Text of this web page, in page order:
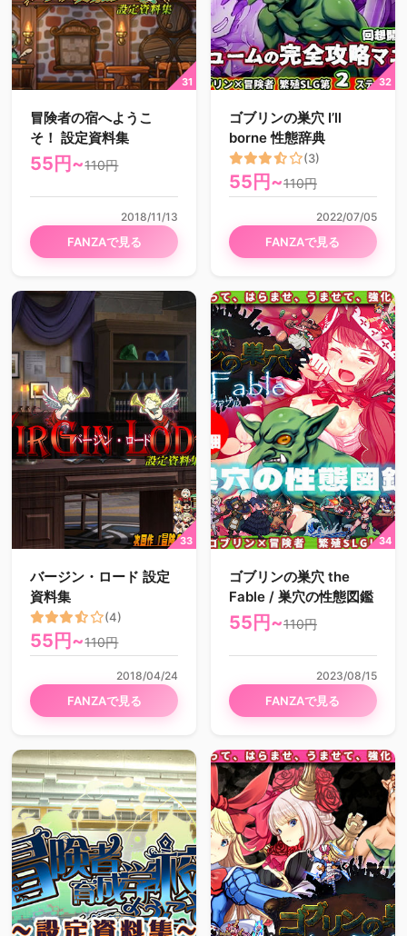
冒険者の宿へようこ
そ！ 設定資料集
55円~110円
FANZAで見る
2018/11/13
ゴブリンの巣穴 I’ll
borne 性態辞典
(3)
55円~110円
FANZAで見る
2022/07/05
バージン・ロード 設定
資料集
(4)
55円~110円
FANZAで見る
2018/04/24
ゴブリンの巣穴 the
Fable / 巣穴の性態図鑑
55円~110円
FANZAで見る
2023/08/15